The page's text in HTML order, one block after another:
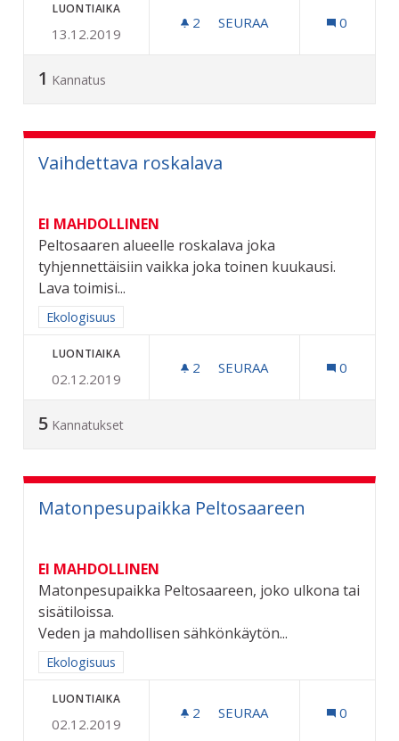
LUONTIAIKA
13.12.2019
2 2 SEURAAJAA
SEURAA 0
1 Kannatus
Vaihdettava roskalava
EI MAHDOLLINEN
Peltosaaren alueelle roskalava joka
tyhjennettäisiin vaikka joka toinen kuukausi.
Lava toimisi...
Rajaa tulokset aihepiirin mukaan: Ekologisuus
Ekologisuus
LUONTIAIKA
02.12.2019
2 2 SEURAAJAA
SEURAA 0
5 Kannatukset
Matonpesupaikka Peltosaareen
EI MAHDOLLINEN
Matonpesupaikka Peltosaareen, joko ulkona tai
sisätiloissa.
Veden ja mahdollisen sähkönkäytön...
Rajaa tulokset aihepiirin mukaan: Ekologisuus
Ekologisuus
LUONTIAIKA
02.12.2019
2 2 SEURAAJAA
SEURAA 0